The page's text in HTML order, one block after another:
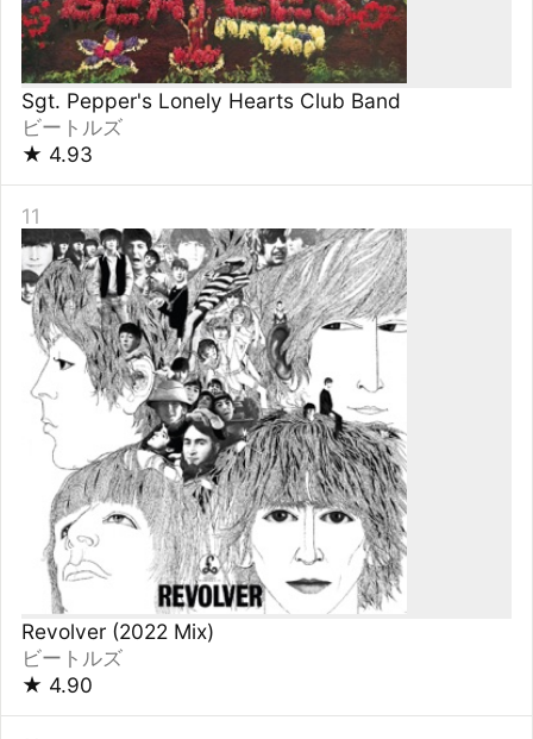
Revolver (2022 Mix)
ビートルズ
★
4.90
11
Abbey Road (2019 Mix)
ビートルズ
★4.90